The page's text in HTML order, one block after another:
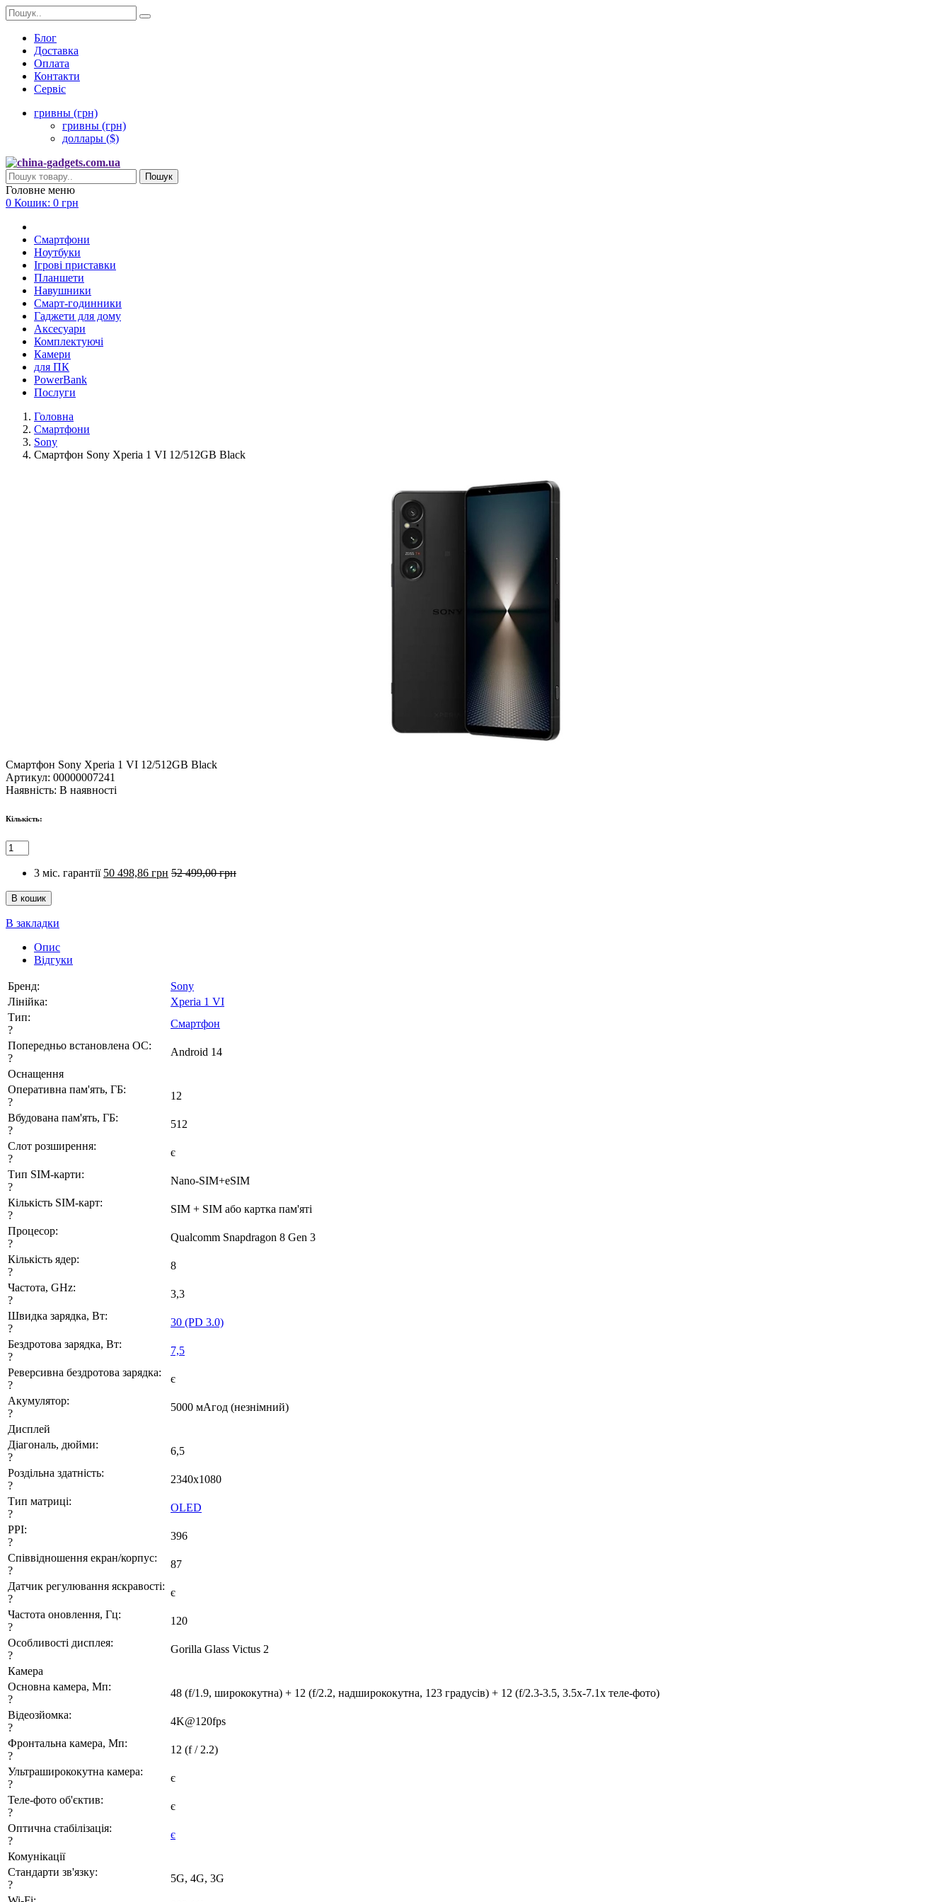
Блог
Доставка
Оплата
Контакти
Сервіс
гривны (грн)
гривны (грн)
доллары ($)
Пошук
Головне меню
0 Кошик: 0 грн
Смартфони
Ноутбуки
Ігрові приставки
Планшети
Навушники
Смарт-годинники
Гаджети для дому
Аксесуари
Комплектуючі
Камери
для ПК
PowerBank
Послуги
Головна
Смартфони
Sony
Смартфон Sony Xperia 1 VI 12/512GB Black
Смартфон Sony Xperia 1 VI 12/512GB Black
Артикул: 00000007241
Наявність: В наявності
Кількість:
3 міс. гарантії 50 498,86 грн 52 499,00 грн
В закладки
Опис
Відгуки
Бренд:
Sony
Лінійка:
Xperia 1 VI
Тип:
?
Смартфон
Попередньо встановлена ОС:
?
Android 14
Оснащення
Оперативна пам'ять, ГБ:
?
12
Вбудована пам'ять, ГБ:
?
512
Слот розширення:
?
є
Тип SIM-карти:
?
Nano-SIM+eSIM
Кількість SIM-карт:
?
SIM + SIM або картка пам'яті
Процесор:
?
Qualcomm Snapdragon 8 Gen 3
Кількість ядер:
?
8
Частота, GHz:
?
3,3
Швидка зарядка, Вт:
?
30 (PD 3.0)
Бездротова зарядка, Вт:
?
7,5
Реверсивна бездротова зарядка:
?
є
Акумулятор:
?
5000 мАгод (незнімний)
Дисплей
Діагональ, дюйми:
?
6,5
Роздільна здатність:
?
2340x1080
Тип матриці:
?
OLED
PPI:
?
396
Співвідношення екран/корпус:
?
87
Датчик регулювання яскравості:
?
є
Частота оновлення, Гц:
?
120
Особливості дисплея:
?
Gorilla Glass Victus 2
Камера
Основна камера, Мп:
?
48 (f/1.9, ширококутна) + 12 (f/2.2, надширококутна, 123 градусів) + 12 (f/2.3-3.5, 3.5x-7.1x теле-фото)
Відеозйомка:
?
4K@120fps
Фронтальна камера, Мп:
?
12 (f / 2.2)
Ультраширококутна камера:
?
є
Теле-фото об'єктив:
?
є
Оптична стабілізація:
?
є
Комунікації
Стандарти зв'язку:
?
5G, 4G, 3G